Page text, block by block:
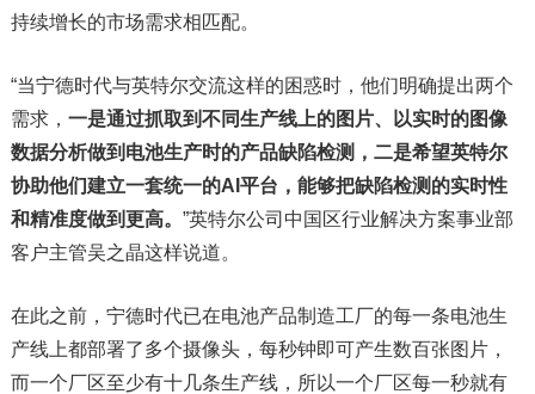
持续增长的市场需求相匹配。
“当宁德时代与英特尔交流这样的困惑时，他们明确提出两个
需求， 一是通过抓取到不同生产线上的图片、以实时的图像
数据分析做到电池生产时的产品缺陷检测，二是希望英特尔
协助他们建立一套统一的AI平台，能够把缺陷检测的实时性
和精准度做到更高。 ”英特尔公司中国区行业解决方案事业部
客户主管吴之晶这样说道。
在此之前，宁德时代已在电池产品制造工厂的每一条电池生
产线上都部署了多个摄像头，每秒钟即可产生数百张图片，
而一个厂区至少有十几条生产线，所以一个厂区每一秒就有